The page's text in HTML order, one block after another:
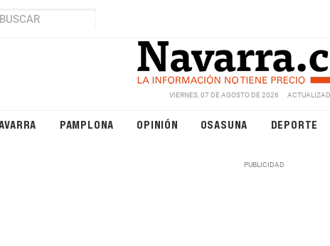
VIERNES, 07 DE AGOSTO DE 2026
PAMPLONA OPINIÓN OSASUNA DEPORTE